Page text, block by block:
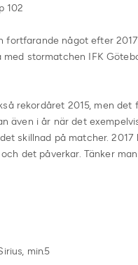
102
fortfarande något efter
stormatchen IFK
rekordåret 2015, men
även i år när det
skillnad på matcher.
det påverkar. Tänker
min.5